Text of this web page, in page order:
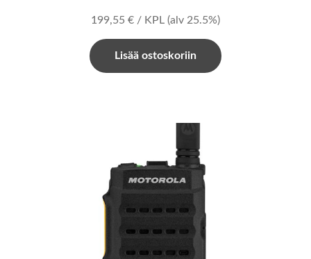
199,55 € / KPL (alv 25.5%)
Lisää ostoskoriin